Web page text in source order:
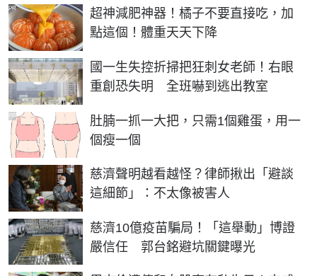
超神減肥神器！橘子不要直接吃，加
點這個！體重天天下降
PR
國一生失控折掃把狂刺女老師！右眼
重創恐失明 全班嚇到逃出教室
肚腩一抓一大把，只需1個雞蛋，用一
個瘦一個
PR
慈濟聲明越看越怪？律師揪出「避談
這細節」：不太像被害人
慈濟10億疫苗騙局！「這舉動」博證
嚴信任 郭台銘避坑關鍵曝光